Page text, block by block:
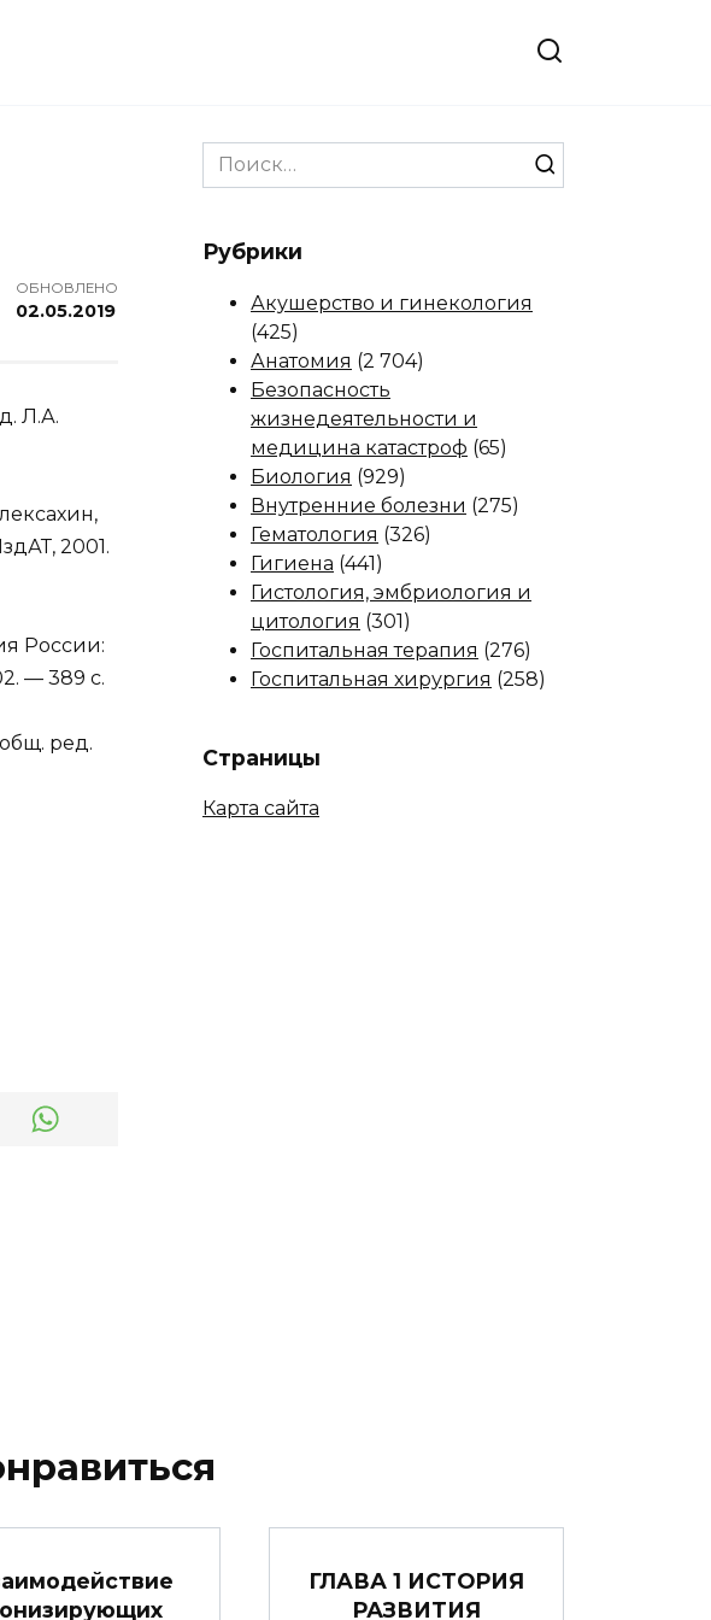
ОБНОВЛЕНО
02.05.2019
Л.А.
2001.
России:
— 389 с.
ред.
Search
for:
Рубрики
Акушерство и гинекология
(425)
Анатомия (2 704)
Безопасность
жизнедеятельности и
медицина катастроф (65)
Биология (929)
Внутренние болезни (275)
Гематология (326)
Гигиена (441)
Гистология, эмбриология и
цитология (301)
Госпитальная терапия (276)
Госпитальная хирургия (258)
Страницы
Карта сайта
ГЛАВА 1 ИСТОРИЯ
РАЗВИТИЯ